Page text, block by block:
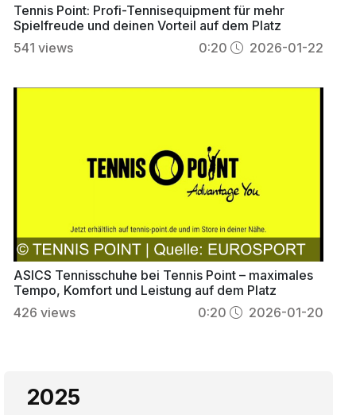
Tennis Point: Profi-Tennisequipment für mehr
Spielfreude und deinen Vorteil auf dem Platz
541 views 0:20 2026-01-22
ASICS Tennisschuhe bei Tennis Point – maximales
Tempo, Komfort und Leistung auf dem Platz
426 views 0:20 2026-01-20
2025